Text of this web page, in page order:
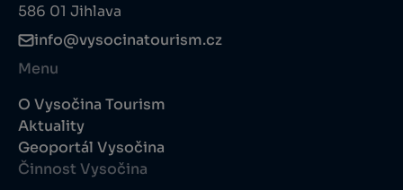
586 01 Jihlava
info@vysocinatourism.cz
Menu
O Vysočina Tourism
Aktuality
Geoportál Vysočina
Činnost Vysočina